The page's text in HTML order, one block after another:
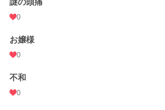
初回公開日時
初回完結日時
週間ポイント
月間ポイント
0
お嬢様
0
不和
0